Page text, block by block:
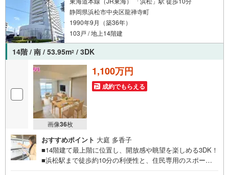
ッチ！もしくはお気軽にお電話ください。
静岡県浜松市中央区龍禅寺町
1990年9月（築36年）
103戸 / 地上14階建
14階 / 南 / 53.95m2 / 3DK
画像36枚
1,100万円
成約でもらえる
おすすめポイント 大庭 多香子
■14階建て最上階に位置し、開放感や眺望を楽しめる3DK！
■浜松駅まで徒歩約10分の利便性と、住民専用のスポーツ